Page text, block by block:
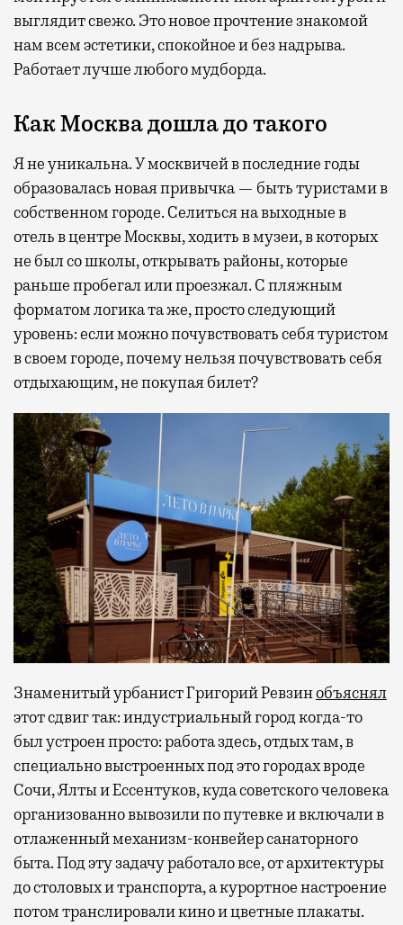
выглядит свежо. Это новое прочтение знакомой
нам всем эстетики, спокойное и без надрыва.
Работает лучше любого мудборда.
Как Москва дошла до такого
Я не уникальна. У москвичей в последние годы
образовалась новая привычка — быть туристами в
собственном городе. Селиться на выходные в
отель в центре Москвы, ходить в музеи, в которых
не был со школы, открывать районы, которые
раньше пробегал или проезжал. С пляжным
форматом логика та же, просто следующий
уровень: если можно почувствовать себя туристом
в своем городе, почему нельзя почувствовать себя
отдыхающим, не покупая билет?
Знаменитый урбанист Григорий Ревзинобъяснял
этот сдвиг так: индустриальный город когда-то
был устроен просто: работа здесь, отдых там, в
специально выстроенных под это городах вроде
Сочи, Ялты и Ессентуков, куда советского человека
организованно вывозили по путевке и включали в
отлаженный механизм-конвейер санаторного
быта. Под эту задачу работало все, от архитектуры
до столовых и транспорта, а курортное настроение
потом транслировали кино и цветные плакаты.